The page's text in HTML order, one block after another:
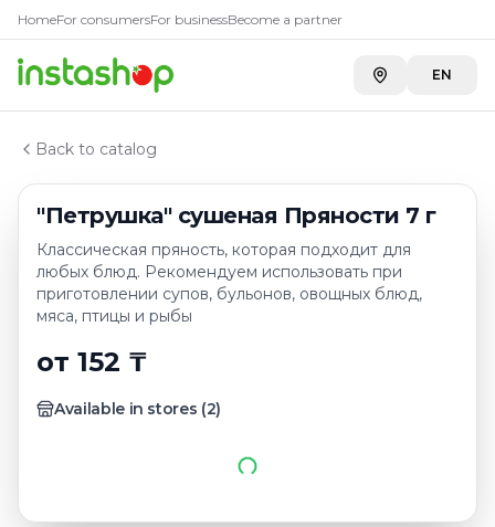
HomeFor consumersFor businessBecome a partner
EN
Back to catalog
"Петрушка" сушеная Пряности 7 г
Классическая пряность, которая подходит для
любых блюд. Рекомендуем использовать при
приготовлении супов, бульонов, овощных блюд,
мяса, птицы и рыбы
от 152 ₸
Available in stores (2)
Главная
Каталог
Приправы, специи
"Петрушка" сушеная Пряности 7 г
Купить"Петрушка"
A-Store ADK River—